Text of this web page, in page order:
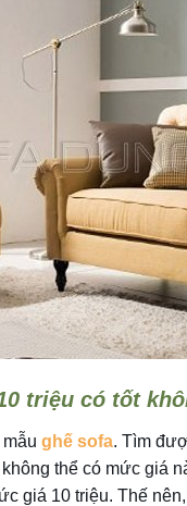
triệu có tốt
ghế sofa. Tìm
thể có mức giá
giá 10 triệu. Thế